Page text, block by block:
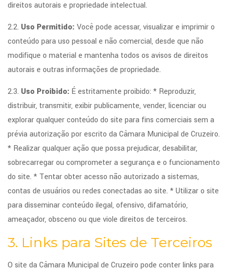
direitos autorais e propriedade intelectual.
2.2. Uso Permitido: Você pode acessar, visualizar e imprimir o
conteúdo para uso pessoal e não comercial, desde que não
modifique o material e mantenha todos os avisos de direitos
autorais e outras informações de propriedade.
2.3. Uso Proibido: É estritamente proibido: * Reproduzir,
distribuir, transmitir, exibir publicamente, vender, licenciar ou
explorar qualquer conteúdo do site para fins comerciais sem a
prévia autorização por escrito da Câmara Municipal de Cruzeiro.
* Realizar qualquer ação que possa prejudicar, desabilitar,
sobrecarregar ou comprometer a segurança e o funcionamento
do site. * Tentar obter acesso não autorizado a sistemas,
contas de usuários ou redes conectadas ao site. * Utilizar o site
para disseminar conteúdo ilegal, ofensivo, difamatório,
ameaçador, obsceno ou que viole direitos de terceiros.
3. Links para Sites de Terceiros
O site da Câmara Municipal de Cruzeiro pode conter links para